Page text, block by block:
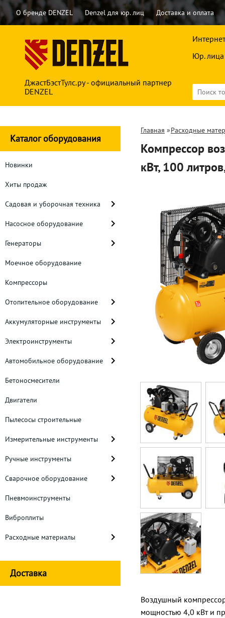
О бренде DENZEL Denzel для юр. лиц Доставка и оплата
ДжастБэстТулс.ру - официальный партнер
DENZEL
Юр. лица
Каталог оборудования
Новинки
Хиты продаж
Садовая и уборочная техника
Насосное оборудование
Генераторы
Моечное оборудование
Компрессоры
Отопительное оборудование
Аккумуляторные инструменты
Электроинструменты
Автомобильное оборудование
Бетоносмесители
Двигатели
Пылесосы строительные
Измерительные инструменты
Ручные инструменты
Сварочное оборудование
Пневмоинструменты
Виброплиты
Расходные материалы
Доставка
Главная »Расходные
Компрессор
кВт, 100
Воздушный
мощностью 4,0 кВт и